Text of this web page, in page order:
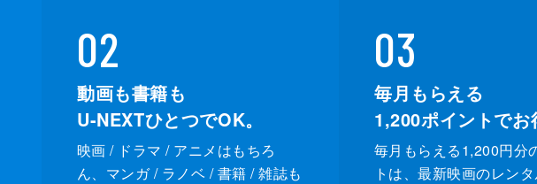
02
動画も書籍も
U-NEXTひとつでOK。
映画 / ドラマ / アニメはもちろ
ん、マンガ / ラノベ / 書籍 / 雑誌も
03
毎月もらえる
1,200ポイントでお
毎月もらえる1,200円分
トは、最新映画のレン